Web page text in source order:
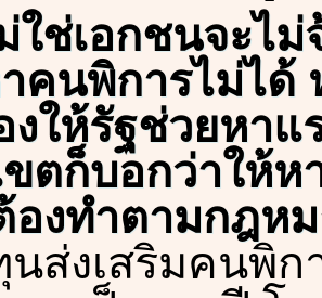
ใช่เอกชนจะไ
าคนพิการไม่ได้
งให้รัฐช่วยหาแ
ขตก็บอกว่าให้ห
องทำตามกฎห
นส่งเสริมคนพิ